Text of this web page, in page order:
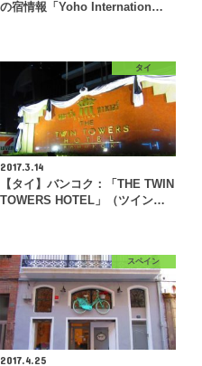
の宿情報「Yoho Internation…
タイ
2017.3.14
【タイ】バンコク：「THE TWIN
TOWERS HOTEL」（ツイン…
スペイン
2017.4.25